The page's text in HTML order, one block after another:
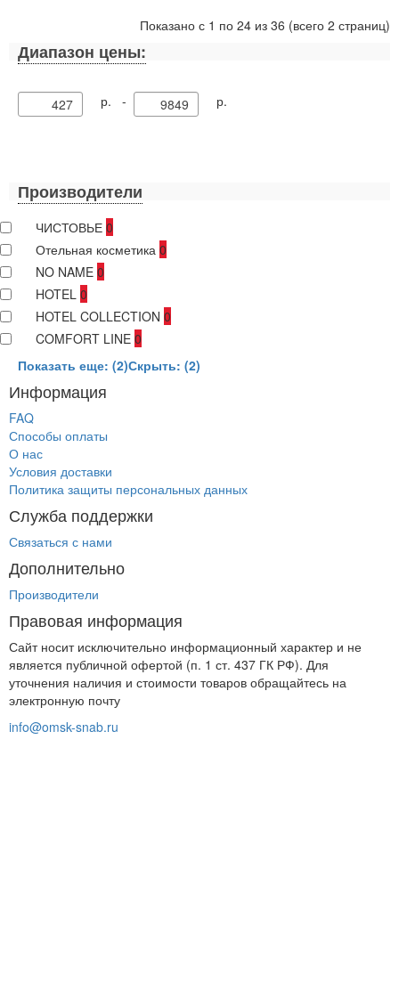
Показано с 1 по 24 из 36 (всего 2 страниц)
Диапазон цены:
р. - р.
Производители
ЧИСТОВЬЕ 0
Отельная косметика 0
NO NAME 0
HOTEL 0
HOTEL COLLECTION 0
COMFORT LINE 0
Показать еще: (2)Скрыть: (2)
Информация
FAQ
Способы оплаты
О нас
Условия доставки
Политика защиты персональных данных
Служба поддержки
Связаться с нами
Дополнительно
Производители
Правовая информация
Сайт носит исключительно информационный характер и не
является публичной офертой (п. 1 ст. 437 ГК РФ). Для
уточнения наличия и стоимости товаров обращайтесь на
электронную почту
info@omsk-snab.ru